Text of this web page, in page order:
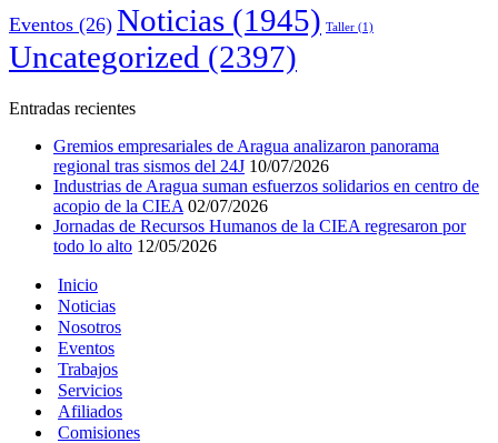
Eventos (26) Noticias (1945) Taller (1)
Uncategorized (2397)
Entradas recientes
Gremios empresariales de Aragua analizaron panorama
regional tras sismos del 24J 10/07/2026
Industrias de Aragua suman esfuerzos solidarios en centro de
acopio de la CIEA 02/07/2026
Jornadas de Recursos Humanos de la CIEA regresaron por
todo lo alto 12/05/2026
Inicio
Noticias
Nosotros
Eventos
Trabajos
Servicios
Afiliados
Comisiones